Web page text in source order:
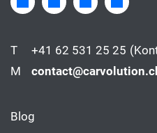
T +41 62 531 25 25
M
Blog